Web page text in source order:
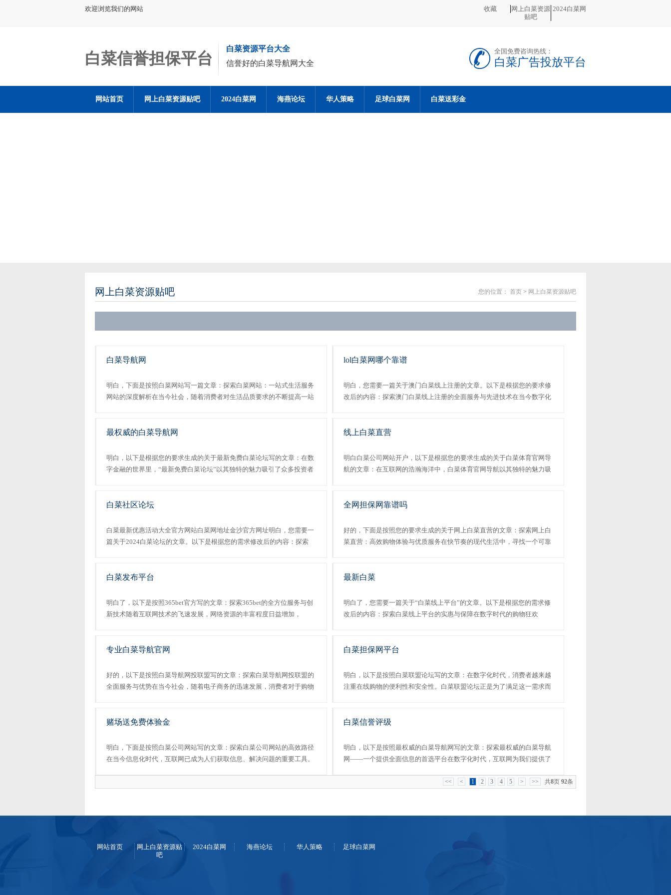
欢迎浏览我们的网站 收藏
网上白菜资源
贴吧
2024白菜网
白菜信誉担保平台
白菜资源平台大全
信誉好的白菜导航网大全
全国免费咨询热线：
白菜广告投放平台
网站首页 网上白菜资源贴吧 2024白菜网 海燕论坛 华人策略 足球白菜网 白菜送彩金
网上白菜资源贴吧 您的位置： 首页 > 网上白菜资源贴吧
白菜导航网
明白，下面是按照白菜网站写一篇文章：探索白菜网站：一站式生活服务
网站的深度解析在当今社会，随着消费者对生活品质要求的不断提高一站
lol白菜网哪个靠谱
明白，您需要一篇关于澳门白菜线上注册的文章。以下是根据您的要求修
改后的内容：探索澳门白菜线上注册的全面服务与先进技术在当今数字化
最权威的白菜导航网
明白，以下是根据您的要求生成的关于最新免费白菜论坛写的文章：在数
字金融的世界里，“最新免费白菜论坛”以其独特的魅力吸引了众多投资者
线上白菜直营
明白白菜公司网站开户，以下是根据您的要求生成的关于白菜体育官网导
航的文章：在互联网的浩瀚海洋中，白菜体育官网导航以其独特的魅力吸
白菜社区论坛
白菜最新优惠活动大全官方网站白菜网地址金沙官方网址明白，您需要一
篇关于2024白菜论坛的文章。以下是根据您的需求修改后的内容：探索
全网担保网靠谱吗
好的，下面是按照您的要求生成的关于网上白菜直营的文章：探索网上白
菜直营：高效购物体验与优质服务在快节奏的现代生活中，寻找一个可靠
白菜发布平台
明白了，以下是按照365bet官方写的文章：探索365bet的全方位服务与创
新技术随着互联网技术的飞速发展，网络资源的丰富程度日益增加，
最新白菜
明白了，您需要一篇关于“白菜线上平台”的文章。以下是根据您的需求修
改后的内容：探索白菜线上平台的实惠与保障在数字时代的购物狂欢
专业白菜导航官网
好的，以下是按照白菜导航网投联盟写的文章：探索白菜导航网投联盟的
全面服务与优势在当今社会，随着电子商务的迅速发展，消费者对于购物
白菜担保网平台
明白，以下是按照白菜联盟论坛写的文章：在数字化时代，消费者越来越
注重在线购物的便利性和安全性。白菜联盟论坛正是为了满足这一需求而
赌场送免费体验金
明白，下面是按照白菜公司网站写的文章：探索白菜公司网站的高效路径
在当今信息化时代，互联网已成为人们获取信息、解决问题的重要工具。
白菜信誉评级
明白，以下是按照最权威的白菜导航网写的文章：探索最权威的白菜导航
网——一个提供全面信息的首选平台在数字化时代，互联网为我们提供了
<< < 1 2 3 4 5 > >> 共8页 92条
网站首页
网上白菜资源贴
吧
2024白菜网 海燕论坛 华人策略 足球白菜网